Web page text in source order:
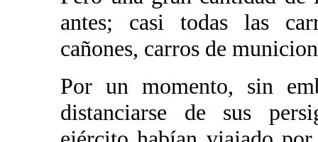
antes; casi todas las
cañones, carros de
Por un momento, sin
distanciarse de sus